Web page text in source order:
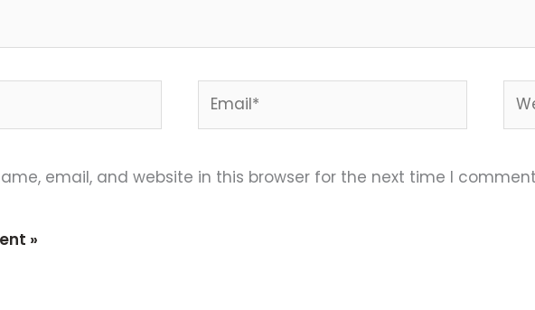
email, and website in this browser for the next time I